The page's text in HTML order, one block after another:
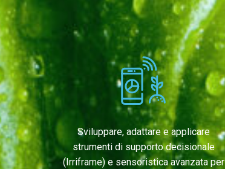
Sviluppare, adattare e applicare
strumenti di supporto decisionale
(Irriframe) e sensoristica avanzata per